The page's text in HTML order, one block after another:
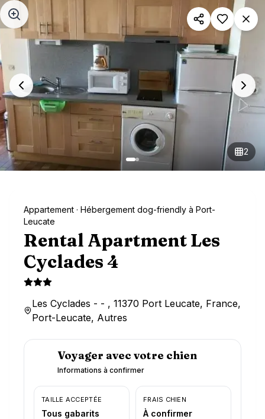
Aller au contenu principal
2
Appartement · Hébergement dog-friendly à Port-
Leucate
Rental Apartment Les
Cyclades 4
Les Cyclades - - , 11370 Port Leucate, France,
Port-Leucate, Autres
Voyager avec votre chien
Informations à confirmer
TAILLE ACCEPTÉE
Tous gabarits
FRAIS CHIEN
À confirmer